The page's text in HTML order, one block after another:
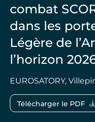
combat
dans les
Légère de
l’horizon
EUROSATORY,
Télécharger le PDF